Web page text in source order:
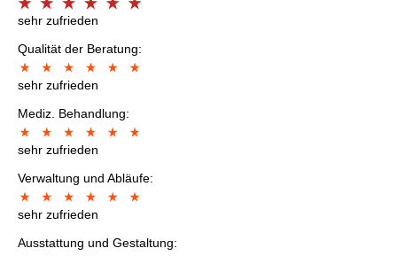
sehr zufrieden
Qualität der Beratung:
sehr zufrieden
Mediz. Behandlung:
sehr zufrieden
Verwaltung und Abläufe:
sehr zufrieden
Ausstattung und Gestaltung: